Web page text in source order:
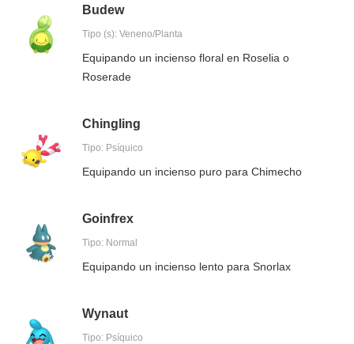
Budew
Tipo (s): Veneno/Planta
Equipando un incienso floral en Roselia o
Roserade
Chingling
Tipo: Psíquico
Equipando un incienso puro para Chimecho
Goinfrex
Tipo: Normal
Equipando un incienso lento para Snorlax
Wynaut
Tipo: Psíquico